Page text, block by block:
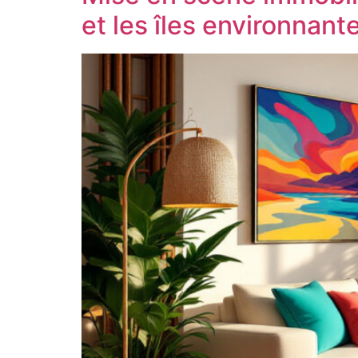
et les îles